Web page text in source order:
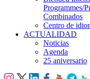
Programmes/
Combinados
Centro de
ACTUALIDAD
Noticias
Agenda
25 aniversario